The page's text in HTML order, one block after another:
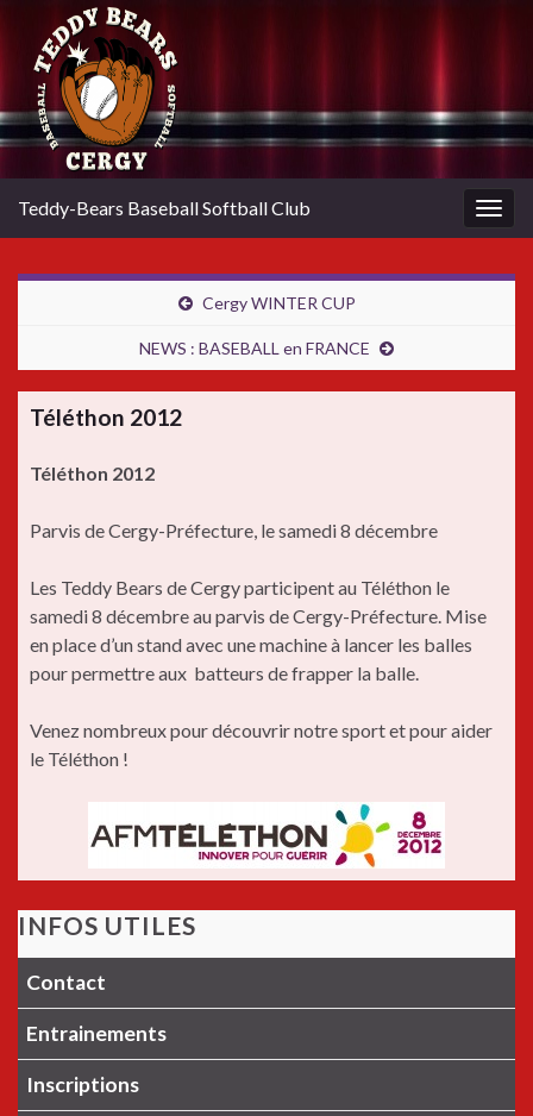
Teddy-Bears Baseball Softball Club
Cergy WINTER CUP
NEWS : BASEBALL en FRANCE
Téléthon 2012
Téléthon 2012
Parvis de Cergy-Préfecture, le samedi 8 décembre
Les Teddy Bears de Cergy participent au Téléthon le
samedi 8 décembre au parvis de Cergy-Préfecture. Mise
en place d’un stand avec une machine à lancer les balles
pour permettre aux batteurs de frapper la balle.
Venez nombreux pour découvrir notre sport et pour aider
le Téléthon !
INFOS UTILES
Contact
Entrainements
Inscriptions